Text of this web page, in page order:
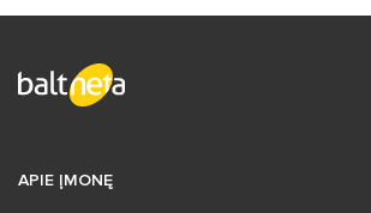
APIE ĮMONĘ